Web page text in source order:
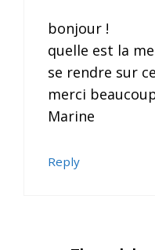
bonjour !
quelle est la
se rendre sur
merci
Marine
Reply